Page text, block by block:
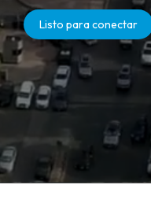
Listo para conectar